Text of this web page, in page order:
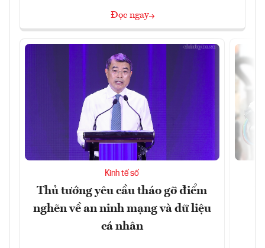
Đọc ngay
Kinh tế số
Thủ tướng yêu cầu tháo gỡ điểm
nghẽn về an ninh mạng và dữ liệu
cá nhân